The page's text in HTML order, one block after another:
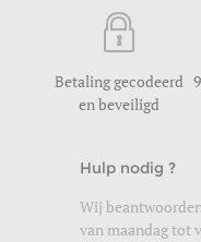
Betaling gecodeerd
en beveiligd
Hulp nodig ?
Wij
van maandag tot